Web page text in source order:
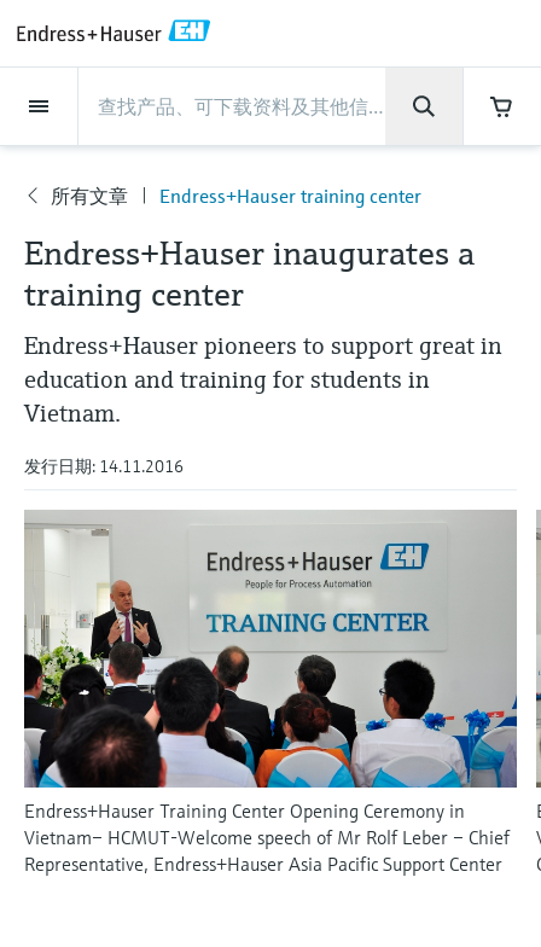
现场仪表
流量
物位测量
液体分析
温度测量
压力测量
系统产品
光学分析
Netilion IIoT
软件
产品工具
通过产品筛选，选择测量仪表
流量
电磁流量计
科里奥利质量流量计
超声波流量计
涡街流量计
热式质量流量计
Differential pressure flow
选购全部
物位测量
雷达物位测量
Vibronic point level detection
导波雷达物位测量
超声波物位测量
电容物位测量
静压液位测量
Conductive level measurement
Float switch level measurement
放射线物位测量
阻旋料位开关
伺服液位测量
液体分析
pH电极和变送器
电导率传感器和变送器
浊度传感器和变送器
氯传感器和变送器
溶解氧传感器和变送器
实验室检测仪表和便携式pH计
全自动水质采样仪
TOC、COD和SAC分析仪
ORP电极和变送器
污泥界面传感器和变送器
营养盐分析仪和传感器
温度测量
温度变送器
工业温度计
保护套管
高温型温度计
卫生型温度计
紧凑型温度计
温度开关
表面温度计
线缆式温度计
多点温度计
选购全部
压力测量
绝压和表压测量
差压测量
选购全部
系统产品
数据管理仪&数据记录仪
过程测控仪
电源和安全栅
WirelessHART解决方案
网关和调制解调器
设备配置用平板电脑
能量管理仪和应用管理仪
浪涌保护器
选购全部
光学分析
TDLAS和QF分析仪
拉曼光谱分析仪
排放监测解决方案
颗粒测量设备
数字分析仪解决方案
过程气体分析仪
空气质量测量装置
烟雾探测器
视距测量仪
超高探测器
选购全部
Netilion IIoT
Netilion Value
Netilion Health
Netilion Analytics
Netilion Library
Netilion Inventory
Netilion Connect
Netilion Device Viewer
Netilion Water
服务产品
Project and commissioning services
技术支持服务
仪表维护
仪表性能优化服务
View all
Project and commissioning
services
仪表调试服务
Industrial Project Management
Extended warranty
技术支持服务
远程技术支持
远程资产监控
Process Instrumentation Courses
仪表维护
验证服务
现场仪表校准服务
预防性维护服务
Repair of measuring instruments
仪表性能优化服务
校准报告分析
优化校准间隔时间
动态现场仪表评价和分析服务
行业应用
食品与饮料
水务和环境：保护 —— 节约 —— 提高
石油与天然气：促进能源转型，实
现净零目标
生命科学：创新技术助推卓越运营
化工：深化合作，助推可持续成功
采矿、矿物加工及冶金：打造可持
续的未来
公用工程：可靠使用蒸汽
所有行业的关注焦点
工业领域的可持续发展解决方案
支持
快速获取服务支持！
技术支持中心 —— Endress+Hauser提供全方
位服务，与您相伴前行
搜索和下载技术手册, 宣传资料, 出版物, 软
件更新, 视频, 证书等各类文件!
学习
学习中心
学习中心 - 探索Endress+Hauser学习平台上
的指导课程与资源，随时随地提升技能。
活动和培训
根据需要，从培训、研讨会、展会、峰会或
在线研讨会等各种活动中灵活选择。
公司
Endress+Hauser集团
生产中心
集团实力
客户案例
新闻与案例
活动和培训
您的Endress+Hauser职业生涯
Endress+Hauser集团
公司概况
Asia Pacific
财务业绩
集团管理层
发展历程
文化与价值观
可持续发展
关联公司
生产中心
物位和压力测量
Endress+Hauser流量
Endress+Hauser 液体分析
温度+系统产品
Endress+Hauser 数字解决方案
Endress+Hauser 光学分析
Endress+Hauser SICK
集团实力
过程安全性
网络安全性
过程自动化项目流程
My Endress+Hauser
建立电子采购流程，从容应对未来
需求
新闻与案例
新闻与案例总览
所有文章
新闻稿
事实速览
媒体活动
活动和培训
培训
研讨会
展览会
在线研讨会和回放
峰会
线下活动
查找市场活动及培训
您的Endress+Hauser职业生
涯
Explore open positions
在Endress+Hauser工作
更多工作机会
IST创新传感器技术公司的工作机
Job opportunities at
Endress+Hauser SICK
司
所有文章 Endress+Hauser training center
Endress+Hauser inaugurates a
training center
Endress+Hauser pioneers to support great in
education and training for students in
Vietnam.
发行日期: 14.11.2016
Endress+Hauser Training Center Opening Ceremony in
Vietnam– HCMUT-Welcome speech of Mr Rolf Leber – Chief
Representative, Endress+Hauser Asia Pacific Support Center